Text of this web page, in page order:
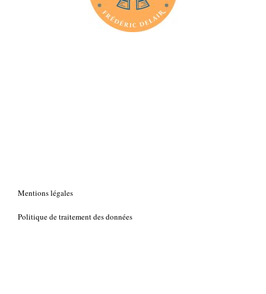
Mentions légales
Politique de traitement des données